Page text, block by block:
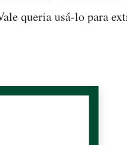
queria usá-lo para